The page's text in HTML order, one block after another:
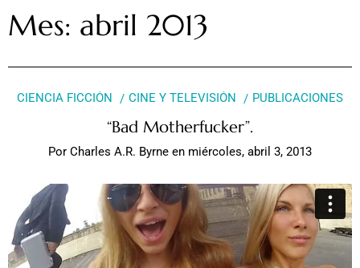
Mes: abril 2013
CIENCIA FICCIÓN CINE Y TELEVISIÓN PUBLICACIONES
“Bad Motherfucker”.
Por Charles A.R. Byrne en miércoles, abril 3, 2013